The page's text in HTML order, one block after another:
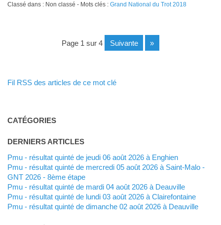
Classé dans : Non classé - Mots clés : Grand National du Trot 2018
page 1 sur 4 suivante »
Fil RSS des articles de ce mot clé
CATÉGORIES
DERNIERS ARTICLES
Pmu - résultat quinté de jeudi 06 août 2026 à Enghien
Pmu - résultat quinté de mercredi 05 août 2026 à Saint-Malo -
GNT 2026 - 8ème étape
Pmu - résultat quinté de mardi 04 août 2026 à Deauville
Pmu - résultat quinté de lundi 03 août 2026 à Clairefontaine
Pmu - résultat quinté de dimanche 02 août 2026 à Deauville